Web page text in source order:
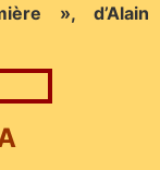
», d’Alain